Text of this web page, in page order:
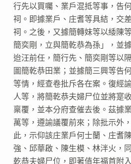
行先以買囑、業戶混抵等事，告
祠。即據業戶、庄耆等具結，交
祠。之後，又據簡轉妹等以緌陳
簡奕剛，立與簡乾恭為孫」，並
迨汪前任，簡行先、簡奕剛等以
圖簡乾恭田業；並據簡三興等告
等情，經查卷批斥各在案。復經
人等，將簡乾恭夫婦尸位並將寔
稟覆，並本分府查催去後。茲據
萬等，遵諭議覆前來；除批示外
此，示仰該庄業戶何士蘭、庄耆
強、邱華啟、陳生模、林泮火，
乾恭夫婦尸位，即著值年福首附